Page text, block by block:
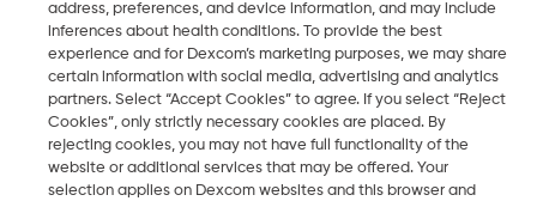
2026 Dexcom, Inc. Alle Rechte vorbehalten.
DE
Region ändern
address, preferences, and device information, and may include
inferences about health conditions. To provide the best
experience and for Dexcom’s marketing purposes, we may share
certain information with social media, advertising and analytics
partners. Select “Accept Cookies” to agree. If you select “Reject
Cookies”, only strictly necessary cookies are placed. By
rejecting cookies, you may not have full functionality of the
website or additional services that may be offered. Your
selection applies on Dexcom websites and this browser and